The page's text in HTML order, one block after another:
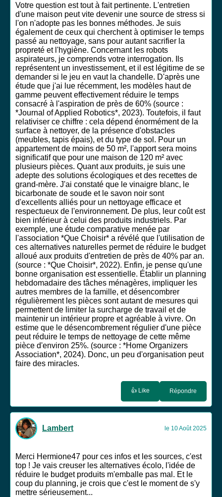
Votre question est tout à fait pertinente. L'entretien
d'une maison peut vite devenir une source de stress si
l'on n'adopte pas les bonnes méthodes. Je suis
également de ceux qui cherchent à optimiser le temps
passé au nettoyage, sans pour autant sacrifier la
propreté et l'hygiène. Concernant les robots
aspirateurs, je comprends votre interrogation. Ils
représentent un investissement, et il est légitime de se
demander si le jeu en vaut la chandelle. D'après une
étude que j'ai lue récemment, les modèles haut de
gamme peuvent effectivement réduire le temps
consacré à l'aspiration de près de 60% (source :
*Journal of Applied Robotics*, 2023). Toutefois, il faut
relativiser ce chiffre : cela dépend énormément de la
surface à nettoyer, de la présence d'obstacles
(meubles, tapis épais), et du type de sol. Pour un
appartement de moins de 50 m², l'apport sera moins
significatif que pour une maison de 120 m² avec
plusieurs pièces. Quant aux produits, je suis une
adepte des solutions écologiques et des recettes de
grand-mère. J'ai constaté que le vinaigre blanc, le
bicarbonate de soude et le savon noir sont
d'excellents alliés pour un nettoyage efficace et
respectueux de l'environnement. De plus, leur coût est
bien inférieur à celui des produits industriels. Par
exemple, une étude comparative menée par
l'association *Que Choisir* a révélé que l'utilisation de
ces alternatives naturelles permet de réduire le budget
alloué aux produits d'entretien de près de 40% par an.
(source : *Que Choisir*, 2022). Enfin, je pense qu'une
bonne organisation est essentielle. Établir un planning
hebdomadaire des tâches ménagères, impliquer les
autres membres de la famille, et désencombrer
régulièrement les pièces sont autant de mesures qui
permettent de limiter la surcharge de travail et de
maintenir un intérieur propre et agréable à vivre. On
estime que le désencombrement régulier d'une pièce
peut réduire le temps de nettoyage de cette même
pièce d'environ 25%. (source : *Home Organizers
Association*, 2024). Donc, un peu d'organisation peut
faire des miracles.
👍 Like Répondre
Lambert le 10 Août 2025
Merci Hermione47 pour ces infos et les sources, c'est
top ! Je vais creuser les alternatives écolo, l'idée de
réduire le budget produits m'emballe pas mal. Et le
coup du planning, je crois que c'est le moment de s'y
mettre sérieusement...